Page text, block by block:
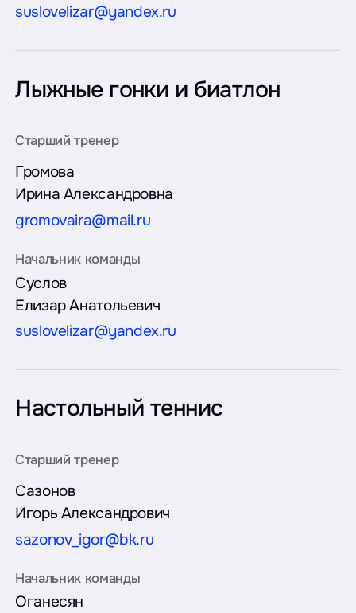
suslovelizar@yandex.ru
Лыжные гонки и биатлон
Громова
Ирина Александровна
gromovaira@mail.ru
Суслов
Елизар Анатольевич
suslovelizar@yandex.ru
Настольный теннис
Сазонов
Игорь Александрович
sazonov_igor@bk.ru
Оганесян